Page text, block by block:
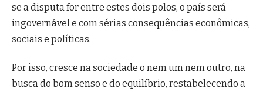
se a disputa for entre estes dois polos, o país será
ingovernável e com sérias consequências econômicas,
sociais e políticas.
Por isso, cresce na sociedade o nem um nem outro, na
busca do bom senso e do equilíbrio, restabelecendo a